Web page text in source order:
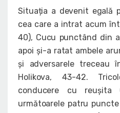
Situația a devenit egală
cea care a intrat acum
40), Cucu punctând din
apoi și-a ratat ambele
și adversarele treceau
Holikova, 43-42.
conducere cu reușita
următoarele patru